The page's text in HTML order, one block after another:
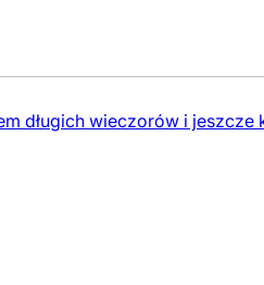
długich wieczorów i